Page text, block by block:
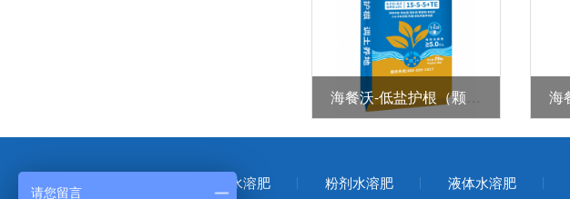
海餐沃-低盐护根（颗粒型全水溶肥）
大量元素水溶肥 粉剂水溶肥 液体水溶肥
请您留言